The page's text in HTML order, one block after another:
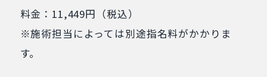
料金：11,449円（税込）
※施術担当によっては別途指名料がかかりま
す。